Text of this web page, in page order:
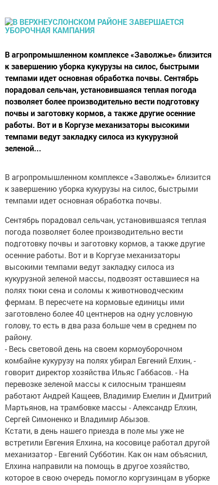
В агропромышленном комплексе «Заволжье» близится
к завершению уборка кукурузы на силос, быстрыми
темпами идет основная обработка почвы. Сентябрь
порадовал сельчан, установившаяся теплая погода
позволяет более производительно вести подготовку
почвы и заготовку кормов, а также другие осенние
работы. Вот и в Коргузе механизаторы высокими
темпами ведут закладку силоса из кукурузной
зеленой...
В агропромышленном комплексе «Заволжье» близится
к завершению уборка кукурузы на силос, быстрыми
темпами идет основная обработка почвы.
Сентябрь порадовал сельчан, установившаяся теплая
погода позволяет более производительно вести
подготовку почвы и заготовку кормов, а также другие
осенние работы. Вот и в Коргузе механизаторы
высокими темпами ведут закладку силоса из
кукурузной зеленой массы, подвозят оставшиеся на
полях тюки сена и соломы к животноводческим
фермам. В пересчете на кормовые единицы ими
заготовлено более 40 центнеров на одну условную
голову, то есть в два раза больше чем в среднем по
району.
- Весь световой день на своем кормоуборочном
комбайне кукурузу на полях убирал Евгений Елхин, -
говорит директор хозяйства Ильяс Габбасов. - На
перевозке зеленой массы к силосным траншеям
работают Андрей Кащеев, Владимир Емелин и Дмитрий
Мартьянов, на трамбовке массы - Александр Елхин,
Сергей Симоненко и Владимир Абызов.
Кстати, в день нашего приезда в поле мы уже не
встретили Евгения Елхина, на косовице работал другой
механизатор - Евгений Субботин. Как он нам объяснил,
Елхина направили на помощь в другое хозяйство,
которое в свою очередь помогло коргузинцам в уборке